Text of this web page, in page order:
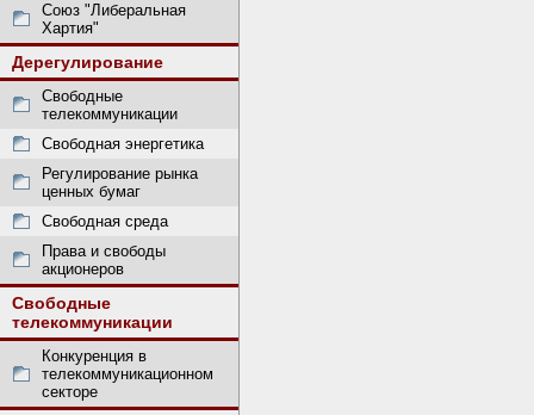
Союз "Либеральная
Хартия"
Дерегулирование
Свободные
телекоммуникации
Свободная энергетика
Регулирование рынка
ценных бумаг
Свободная среда
Права и свободы
акционеров
Свободные
телекоммуникации
Конкуренция в
телекоммуникационном
секторе